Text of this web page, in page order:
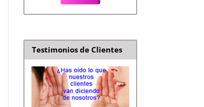
Testimonios de Clientes